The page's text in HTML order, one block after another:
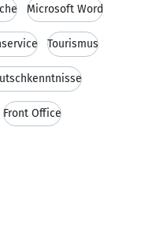
Microsoft Word
Tourismus
Front Office